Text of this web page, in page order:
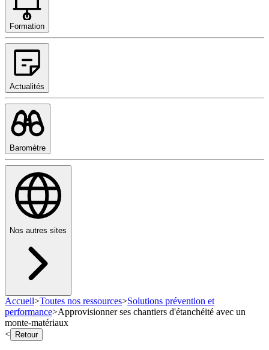
Formation
Actualités
Baromètre
Nos autres sites
Accueil>Toutes nos ressources>Solutions prévention et
performance>Approvisionner ses chantiers d'étanchéité avec un
monte-matériaux
<
Retour